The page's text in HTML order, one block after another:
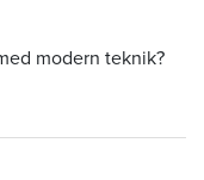
modern teknik?